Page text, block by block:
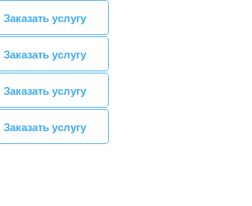
Заказать услугу
Заказать услугу
Заказать услугу
Заказать услугу
Заказать услугу
Заказать услугу
Заказать услугу
Заказать услугу